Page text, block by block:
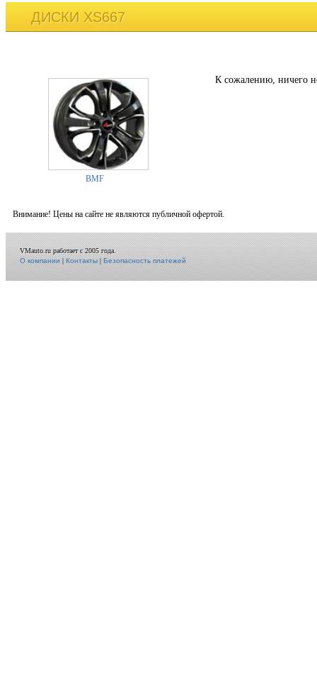
ДИСКИ XS667
BMF
К сожалению, ничего
Внимание! Цены на сайте не являются публичной офертой.
VMauto.ru работает с 2005 года.
О компании|Контакты|Безопасность платежей